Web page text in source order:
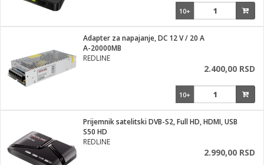
10+
Adapter za napajanje, DC 12 V / 20 A
A-20000MB
REDLINE
2.400,00 RSD
10+
Prijemnik satelitski DVB-S2, Full HD, HDMI, USB
S50 HD
REDLINE
2.990,00 RSD